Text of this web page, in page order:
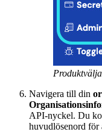
Navigera till din
API-nyckel. Du
huvudlösenord